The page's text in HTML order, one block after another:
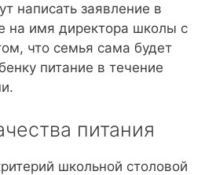
написать заявление в
на имя директора школы с
что семья сама будет
питание в течение
питания
школьной столовой